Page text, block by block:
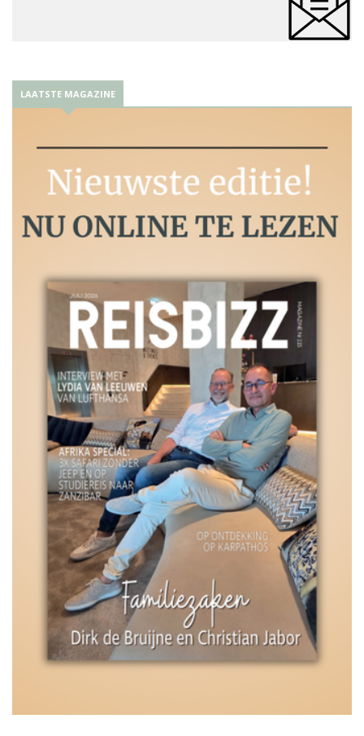
LAATSTE MAGAZINE